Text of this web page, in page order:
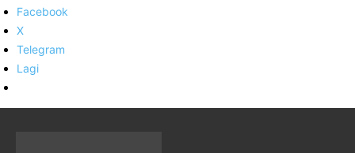
Facebook
X
Telegram
Lagi